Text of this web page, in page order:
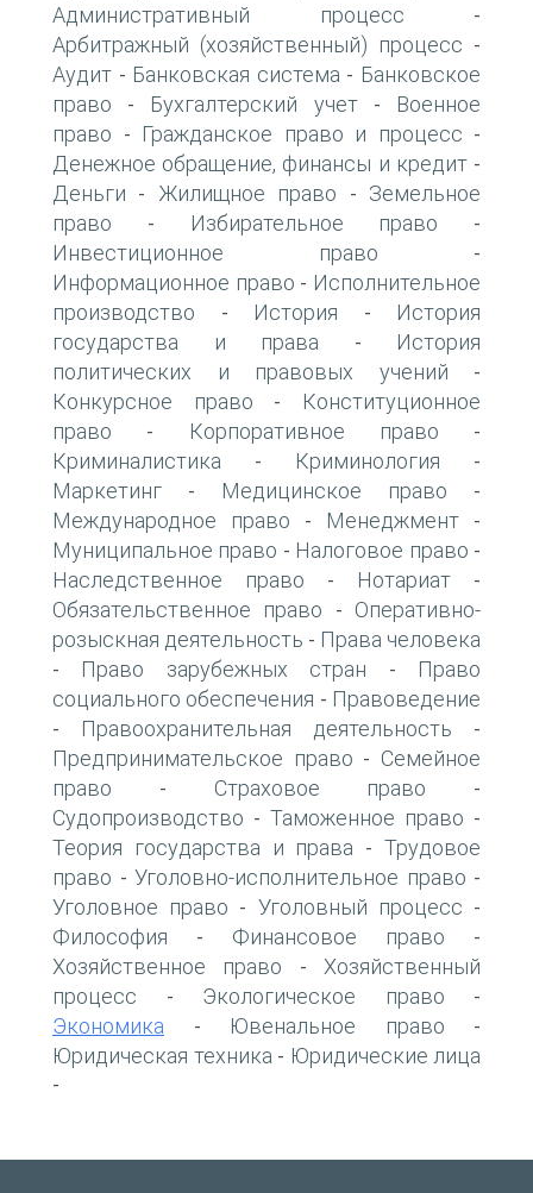
Административный процесс -
Арбитражный (хозяйственный) процесс -
Аудит - Банковская система - Банковское
право - Бухгалтерский учет-
Военное
право - Гражданское право и процесс -
Денежное обращение, финансы и кредит-
Деньги - Жилищное право - Земельное
право - Избирательное право -
Инвестиционное право -
Информационное право - Исполнительное
производство - История -
История
государства и права -
История
политических и правовых учений -
Конкурсное право -
Конституционное
право - Корпоративное право -
Криминалистика - Криминология -
Маркетинг - Медицинское право -
Международное право - Менеджмент -
Муниципальное право - Налоговое право -
Наследственное право - Нотариат -
Обязательственное право - Оперативно-
розыскная деятельность - Права человека
- Право зарубежных стран -
Право
социального обеспечения - Правоведение
- Правоохранительная деятельность -
Предпринимательское право - Семейное
право - Страховое право -
Судопроизводство - Таможенное право -
Теория государства и права -Трудовое
право - Уголовно-исполнительное право -
Уголовное право - Уголовный процесс -
Философия - Финансовое право -
Хозяйственное право - Хозяйственный
процесс - Экологическое право -
Экономика - Ювенальное право -
Юридическая техника - Юридические лица
-